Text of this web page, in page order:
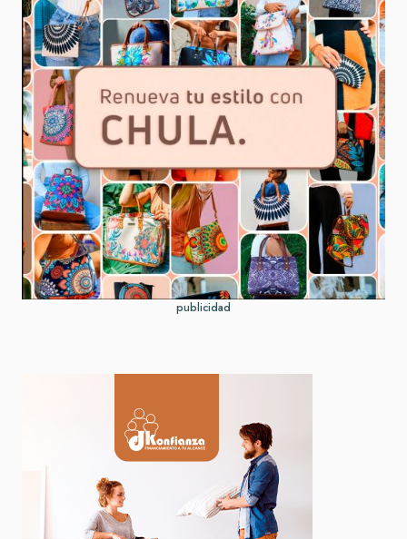
publicidad